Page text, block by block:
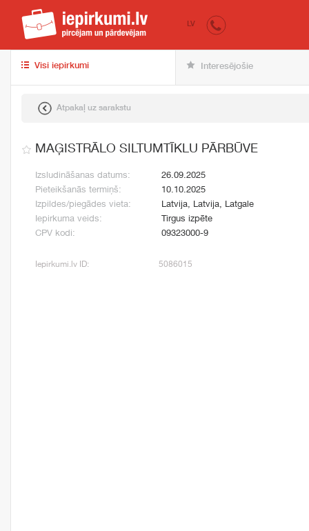
iepirkumi.lv
LV
Visi iepirkumi Interesējošie
Atpakaļ uz sarakstu
MAĢISTRĀLO SILTUMTĪKLU PĀRBŪVE
Izsludināšanas datums:
26.09.2025
Pieteikšanās termiņš:
10.10.2025
Izpildes/piegādes vieta:
Latvija, Latvija, Latgale
Iepirkuma veids:
Tirgus izpēte
CPV kodi:
09323000-9
Iepirkumi.lv ID: 5086015